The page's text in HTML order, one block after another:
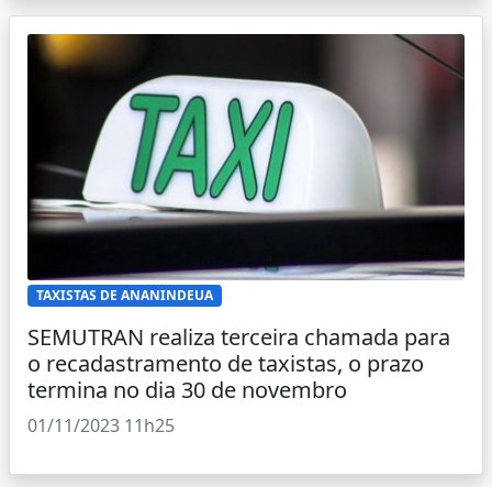
TAXISTAS DE ANANINDEUA
SEMUTRAN realiza terceira chamada para
o recadastramento de taxistas, o prazo
termina no dia 30 de novembro
01/11/2023 11h25